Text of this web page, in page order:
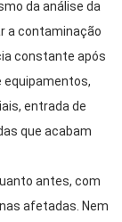
da análise da
a contaminação
constante após
equipamentos,
entrada de
que acabam
antes, com
afetadas. Nem